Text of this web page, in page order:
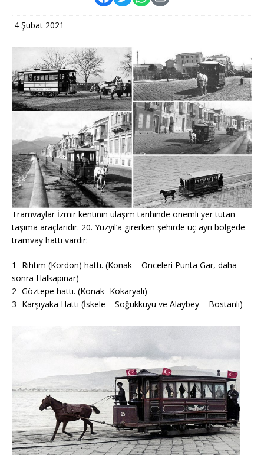
4 Şubat 2021
Tramvaylar İzmir kentinin ulaşım tarihinde önemli yer tutan
taşıma araçlarıdır. 20. Yüzyıl’a girerken şehirde üç ayrı bölgede
tramvay hattı vardır:
1- Rıhtım (Kordon) hattı. (Konak – Önceleri Punta Gar, daha
sonra Halkapınar)
2- Göztepe hattı. (Konak- Kokaryalı)
3- Karşıyaka Hattı (İskele – Soğukkuyu ve Alaybey – Bostanlı)